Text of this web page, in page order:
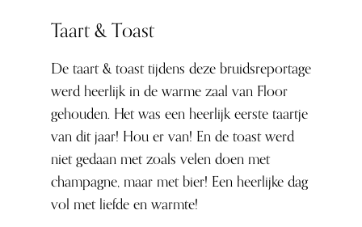
Taart & Toast
De taart & toast tijdens deze bruidsreportage
werd heerlijk in de warme zaal van Floor
gehouden. Het was een heerlijk eerste taartje
van dit jaar! Hou er van! En de toast werd
niet gedaan met zoals velen doen met
champagne, maar met bier! Een heerlijke dag
vol met liefde en warmte!